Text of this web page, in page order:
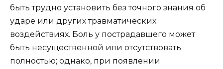
быть трудно установить без точного знания об
ударе или других травматических
воздействиях. Боль у пострадавшего может
быть несущественной или отсутствовать
полностью; однако, при появлении